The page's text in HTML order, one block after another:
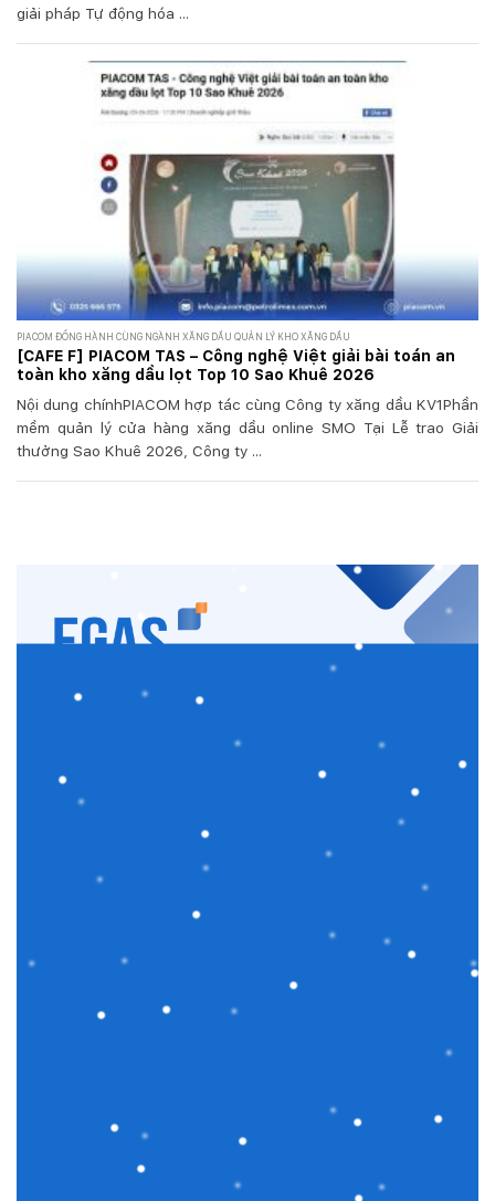
giải pháp Tự động hóa ...
PIACOM ĐỒNG HÀNH CÙNG NGÀNH XĂNG DẦU QUẢN LÝ KHO XĂNG DẦU
[CAFE F] PIACOM TAS – Công nghệ Việt giải bài toán an
toàn kho xăng dầu lọt Top 10 Sao Khuê 2026
Nội dung chínhPIACOM hợp tác cùng Công ty xăng dầu KV1Phần
mềm quản lý cửa hàng xăng dầu online SMO Tại Lễ trao Giải
thưởng Sao Khuê 2026, Công ty ...